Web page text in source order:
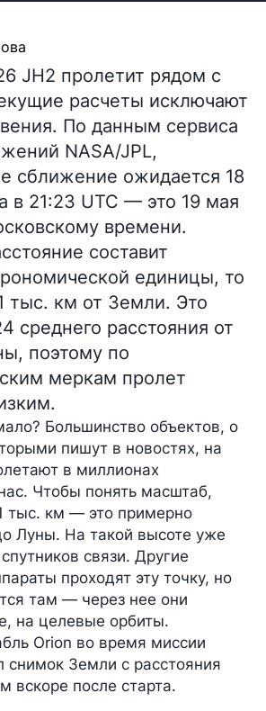
JH2 пролетит рядом с
расчеты исключают
По данным сервиса
NASA/JPL,
сближение ожидается 18
в 21:23 UTC — это 19 мая
времени.
составит
единицы, то
тыс. км от Земли. Это
среднего расстояния от
поэтому по
меркам пролет
Большинство объектов, о
пишут в новостях, на
в миллионах
Чтобы понять масштаб,
тыс. км — это примерно
Луны. На такой высоте уже
связи. Другие
проходят эту точку, но
там — через нее они
на целевые орбиты.
Orion во время миссии
снимок Земли с расстояния
вскоре после старта.